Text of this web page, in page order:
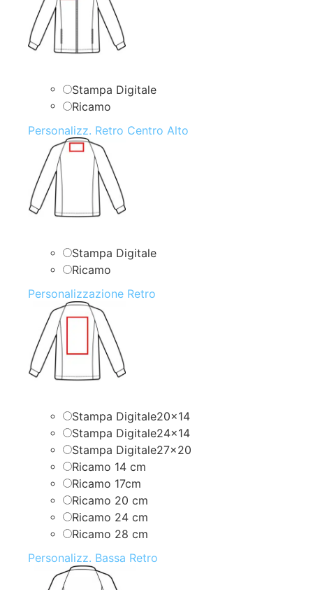
Stampa Digitale
Ricamo
Personalizz. Retro Centro Alto
Stampa Digitale
Ricamo
Personalizzazione Retro
Stampa Digitale20x14
Stampa Digitale24x14
Stampa Digitale27x20
Ricamo 14 cm
Ricamo 17cm
Ricamo 20 cm
Ricamo 24 cm
Ricamo 28 cm
Personalizz. Bassa Retro